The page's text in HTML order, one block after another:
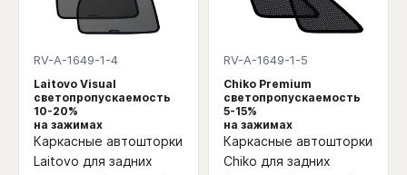
RV-A-1649-1-4
Laitovo Visual
светопропускаемость
10-20%
на зажимах
Каркасные автошторки
Laitovo для задних
RV-A-1649-1-5
Chiko Premium
светопропускаемость
5-15%
на зажимах
Каркасные автошторки
Chiko для задних